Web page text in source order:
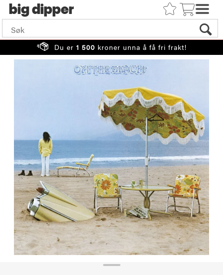
big
Du er 1 500 kroner unna å få fri frakt!